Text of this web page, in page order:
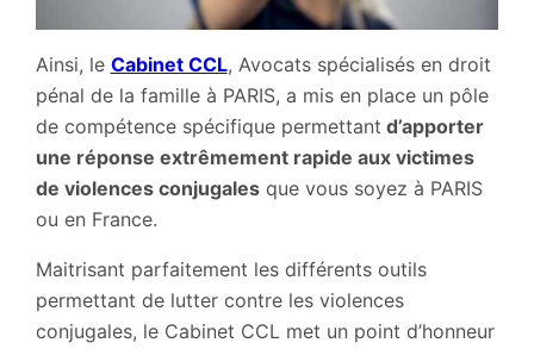
Ainsi, le Cabinet CCL, Avocats spécialisés en droit
pénal de la famille à PARIS, a mis en place un pôle
de compétence spécifique permettant d’apporter
une réponse extrêmement rapide aux victimes
de violences conjugalesque vous soyez à PARIS
ou en France.
Maitrisant parfaitement les différents outils
permettant de lutter contre les violences
conjugales, le Cabinet CCL met un point d’honneur